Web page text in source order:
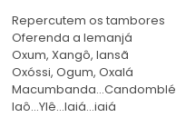
Repercutem os tambores
Oferenda a Iemanjá
Oxum, Xangô, Iansã
Oxóssi, Ogum, Oxalá
Macumbanda…Candomblé
Iaô…Ylê…Iaiá…iaiá